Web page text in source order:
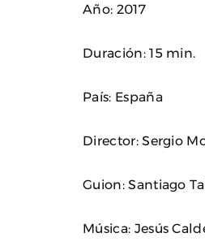
Año: 2017
Duración: 15 min.
País: España
Director: Sergio
Guion: Santiago
Música: Jesús